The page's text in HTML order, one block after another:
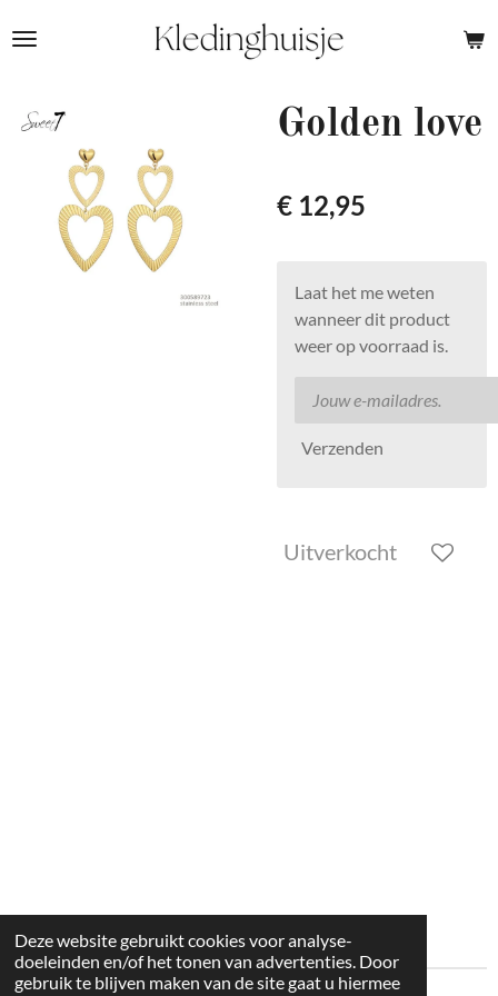
Deze website gebruikt cookies voor analyse-
doeleinden en/of het tonen van advertenties. Door
gebruik te blijven maken van de site gaat u hiermee
direct
hoofdinhoud
Golden love
€ 12,95
Laat het me weten
wanneer dit product
weer op voorraad is.
Verzenden
Uitverkocht